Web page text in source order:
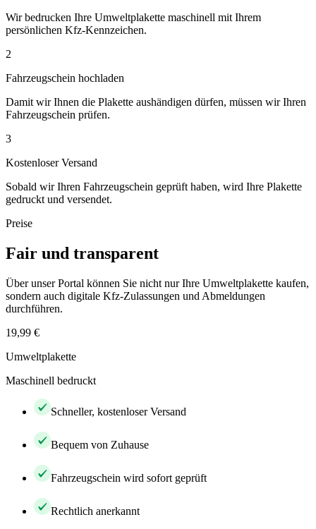
Wir bedrucken Ihre Umweltplakette maschinell mit Ihrem
persönlichen Kfz-Kennzeichen.
2
Fahrzeugschein hochladen
Damit wir Ihnen die Plakette aushändigen dürfen, müssen wir Ihren
Fahrzeugschein prüfen.
3
Kostenloser Versand
Sobald wir Ihren Fahrzeugschein geprüft haben, wird Ihre Plakette
gedruckt und versendet.
Preise
Fair und transparent
Über unser Portal können Sie nicht nur Ihre Umweltplakette kaufen,
sondern auch digitale Kfz-Zulassungen und Abmeldungen
durchführen.
19,99 €
Umweltplakette
Maschinell bedruckt
Schneller, kostenloser Versand
Bequem von Zuhause
Fahrzeugschein wird sofort geprüft
Rechtlich anerkannt